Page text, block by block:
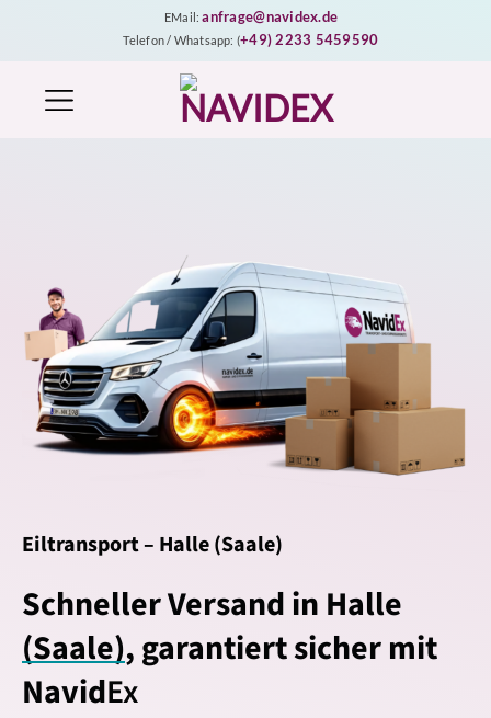
EMail:anfrage@navidex.de
Telefon / Whatsapp: (+49) 2233 5459590
Eiltransport – Halle (Saale)
Schneller Versand in Halle
(Saale), garantiert sicher mit
NavidEx